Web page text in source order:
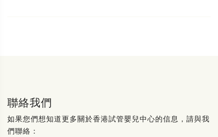
聯絡我們
如果您們想知道更多關於香港試管嬰兒中心的信息，請與我
們聯絡：